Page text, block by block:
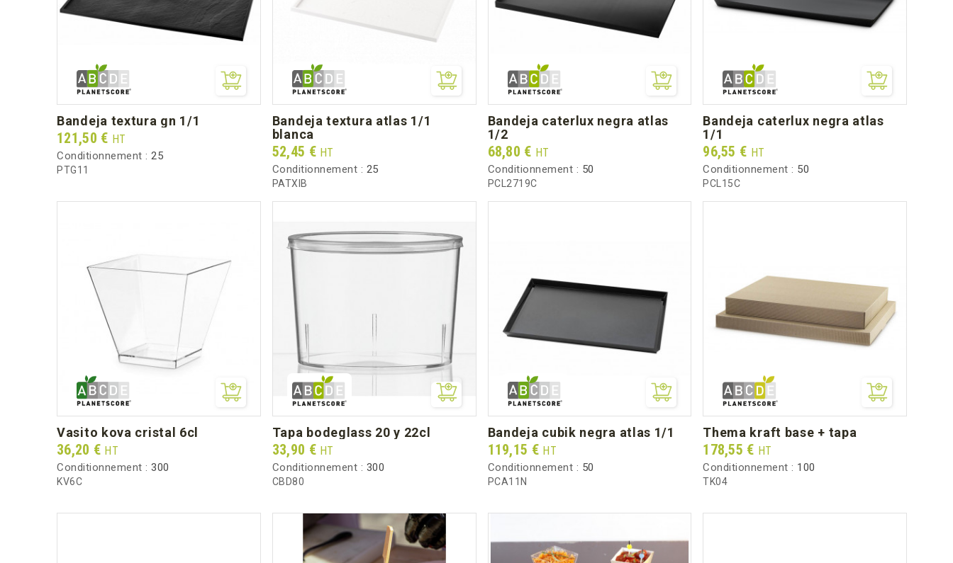
bandeja textura gn 1/1
Prix
121,50 € HT
Conditionnement : 25
PTG11
bandeja textura atlas 1/1
blanca
Prix
52,45 € HT
Conditionnement : 25
PATXIB
bandeja caterlux negra atlas
1/2
Prix
68,80 € HT
Conditionnement : 50
PCL2719C
bandeja caterlux negra atlas
1/1
Prix
96,55 € HT
Conditionnement : 50
PCL15C
vasito kova cristal 6cl
Prix
36,20 € HT
Conditionnement : 300
KV6C
tapa bodeglass 20 y 22cl
Prix
33,90 € HT
Conditionnement : 300
CBD80
bandeja cubik negra atlas 1/1
Prix
119,15 € HT
Conditionnement : 50
PCA11N
thema kraft base + tapa
Prix
178,55 € HT
Conditionnement : 100
TK04